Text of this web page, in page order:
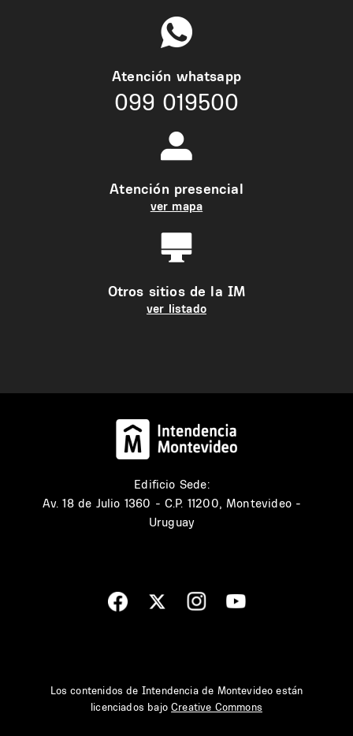
Atención whatsapp
099 019500
Atención presencial
ver mapa
Otros sitios de la IM
ver listado
Edificio Sede:
Av. 18 de Julio 1360 - C.P. 11200, Montevideo -
Uruguay
Los contenidos de Intendencia de Montevideo están
licenciados bajoCreative Commons